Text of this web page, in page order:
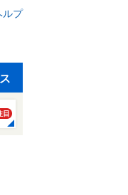
ルプ
目